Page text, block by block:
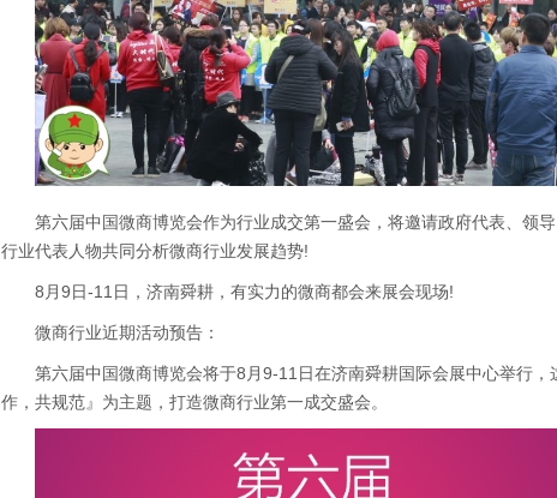
第六届中国微商博览会作为行业成交第一盛会，将邀请政府代表、领导
行业代表人物共同分析微商行业发展趋势!
8月9日-11日，济南舜耕，有实力的微商都会来展会现场!
微商行业近期活动预告：
第六届中国微商博览会将于8月9-11日在济南舜耕国际会展中心举行，
作，共规范』为主题，打造微商行业第一成交盛会。